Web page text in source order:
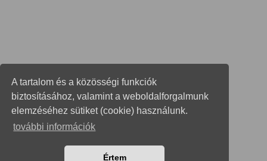
A tartalom és a közösségi funkciók
biztosításához, valamint a weboldalforgalmunk
elemzéséhez sütiket (cookie) használunk.
további információk
Értem